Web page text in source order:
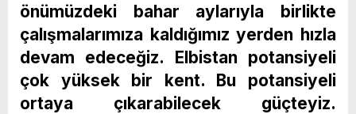
önümüzdeki bahar aylarıyla birlikte
çalışmalarımıza kaldığımız yerden hızla
devam edeceğiz. Elbistan potansiyeli
çok yüksek bir kent. Bu potansiyeli
ortaya çıkarabilecek güçteyiz.